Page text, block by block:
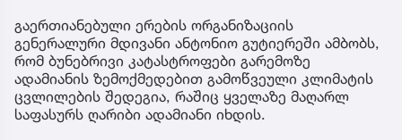
გაერთიანებული ერების ორგანიზაციის
გენერალური მდივანი ანტონიო გუტიერეში ამბობს,
რომ ბუნებრივი კატასტროფები გარემოზე
ადამიანის ზემოქმედებით გამოწვეული კლიმატის
ცვლილების შედეგია, რაშიც ყველაზე მაღარლ
საფასურს ღარიბი ადამიანი იხდის.